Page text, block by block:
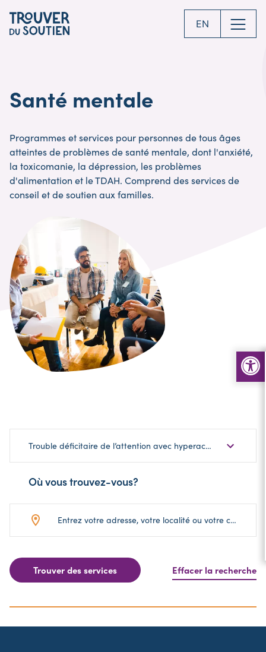
to
main
EN
Santé mentale
Programmes et services pour personnes de tous âges
atteintes de problèmes de santé mentale, dont l'anxiété,
la toxicomanie, la dépression, les problèmes
d'alimentation et le TDAH. Comprend des services de
conseil et de soutien aux familles.
sous-
catégorie
Trouble déficitaire de l’attention avec hyperactivité (TDAH)
Où vous trouvez-vous?
Trouver des services Effacer la recherche